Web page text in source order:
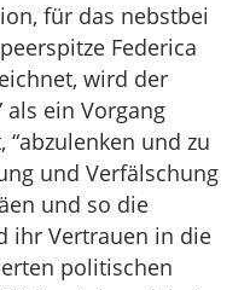
für das nebstbei
Federica
wird der
als ein Vorgang
und zu
und Verfälschung
und so die
ihr Vertrauen in die
politischen